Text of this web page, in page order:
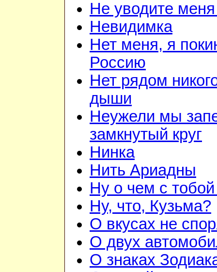
Не уводите
Невидимка
Нет меня, я
Россию
Нет рядом
дыши
Неужели мы
замкнутый круг
Нинка
Нить Ариадны
Ну о чем с тобой
Ну, что, Кузьма?
О вкусах не
О двух
О знаках